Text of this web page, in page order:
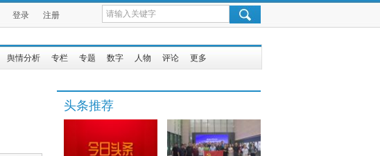
登录 注册
舆情分析 专栏 专题 数字 人物 评论 更多
头条推荐